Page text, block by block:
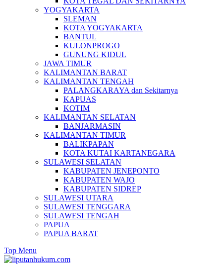
YOGYAKARTA
SLEMAN
KOTA YOGYAKARTA
BANTUL
KULONPROGO
GUNUNG KIDUL
JAWA TIMUR
KALIMANTAN BARAT
KALIMANTAN TENGAH
PALANGKARAYA dan Sekitarnya
KAPUAS
KOTIM
KALIMANTAN SELATAN
BANJARMASIN
KALIMANTAN TIMUR
BALIKPAPAN
KOTA KUTAI KARTANEGARA
SULAWESI SELATAN
KABUPATEN JENEPONTO
KABUPATEN WAJO
KABUPATEN SIDREP
SULAWESI UTARA
SULAWESI TENGGARA
SULAWESI TENGAH
PAPUA
PAPUA BARAT
Top Menu